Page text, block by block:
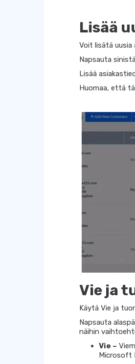
Lisää
Voit lisätä uusia
Napsauta sinistä
Lisää
Huomaa, että
Vie ja
Käytä Vie ja
Napsauta
näihin
Vie –
Microsoft